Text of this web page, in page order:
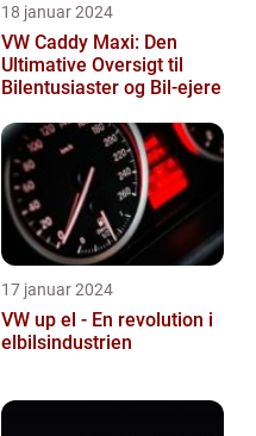
18 januar 2024
VW Caddy Maxi: Den
Ultimative Oversigt til
Bilentusiaster og Bil-ejere
17 januar 2024
VW up el - En revolution i
elbilsindustrien